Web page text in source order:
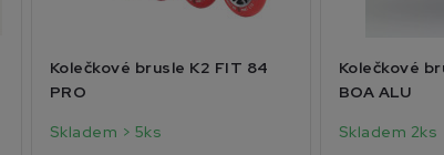
Kolečkové brusle K2 FIT 84
PRO
Skladem > 5ks
Kolečkové
BOA ALU
Skladem 2ks